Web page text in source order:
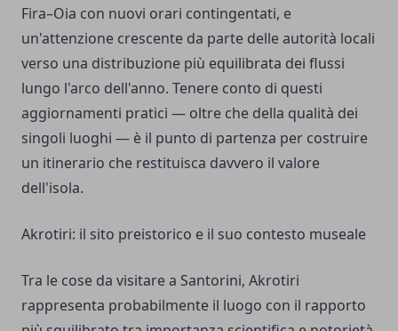
Fira–Oia con nuovi orari contingentati, e
un'attenzione crescente da parte delle autorità locali
verso una distribuzione più equilibrata dei flussi
lungo l'arco dell'anno. Tenere conto di questi
aggiornamenti pratici — oltre che della qualità dei
singoli luoghi — è il punto di partenza per costruire
un itinerario che restituisca davvero il valore
dell'isola.
Akrotiri: il sito preistorico e il suo contesto museale
Tra le cose da visitare a Santorini, Akrotiri
rappresenta probabilmente il luogo con il rapporto